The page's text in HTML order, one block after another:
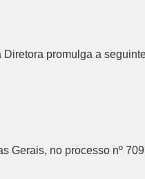
promulga a
no processo nº